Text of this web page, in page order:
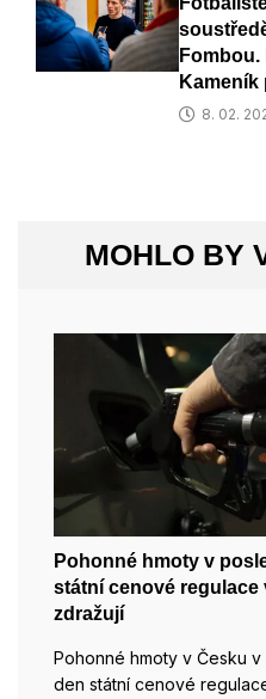
Kameník
8. 02.
MOHLO BY
Pohonné hmoty v
státní cenové regulace
zdražují
Pohonné hmoty v Česku
den státní cenové